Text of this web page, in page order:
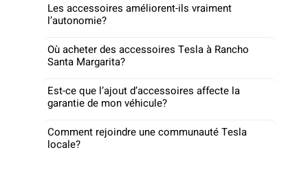
Les accessoires améliorent-ils vraiment
l’autonomie?
Où acheter des accessoires Tesla à Rancho
Santa Margarita?
Est-ce que l’ajout d’accessoires affecte la
garantie de mon véhicule?
Comment rejoindre une communauté Tesla
locale?